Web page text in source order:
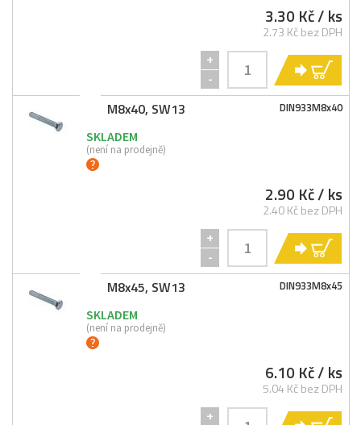
3.30 Kč/ ks
2.73 Kč bez DPH
+
-
DIN933M8x40
M8x40, SW13
SKLADEM
(není na prodejně)
2.90 Kč/ ks
2.40 Kč bez DPH
+
-
DIN933M8x45
M8x45, SW13
SKLADEM
(není na prodejně)
6.10 Kč/ ks
5.04 Kč bez DPH
+